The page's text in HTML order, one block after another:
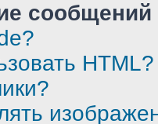
HTML?